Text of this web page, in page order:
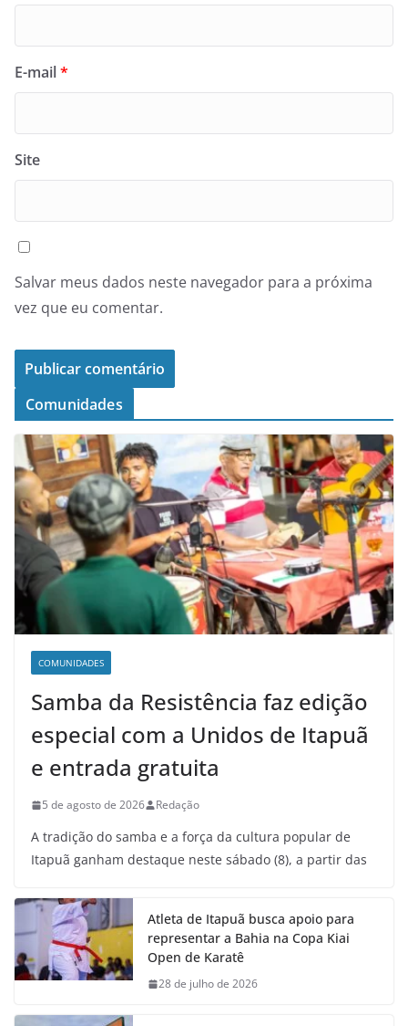
E-mail*
Site
Salvar meus dados neste navegador para a próxima
vez que eu comentar.
Comunidades
COMUNIDADES
Samba da Resistência faz edição
especial com a Unidos de Itapuã
e entrada gratuita
5 de agosto de 2026 Redação
A tradição do samba e a força da cultura popular de
Itapuã ganham destaque neste sábado (8), a partir das
Atleta de Itapuã busca apoio para
representar a Bahia na Copa Kiai
Open de Karatê
28 de julho de 2026